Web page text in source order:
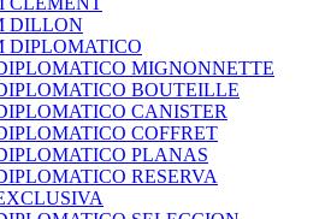
DILLON
DIPLOMATICO
MIGNONNETTE
BOUTEILLE
CANISTER
COFFRET
PLANAS
RESERVA